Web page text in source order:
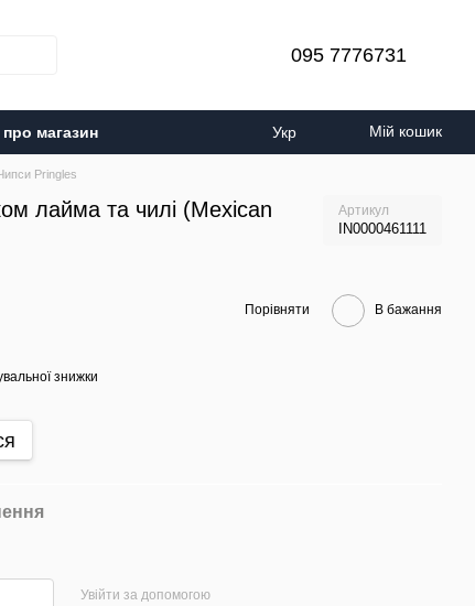
095 7776731
про магазин Укр Мій кошик
Pringles
лайма та чилі (Mexican
Артикул
IN0000461111
Порівняти В бажання
знижки
Увійти за допомогою